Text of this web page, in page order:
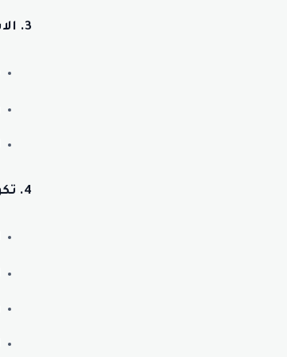
3. الاستعراض والإعداد:
4. تكوين المحتوى: